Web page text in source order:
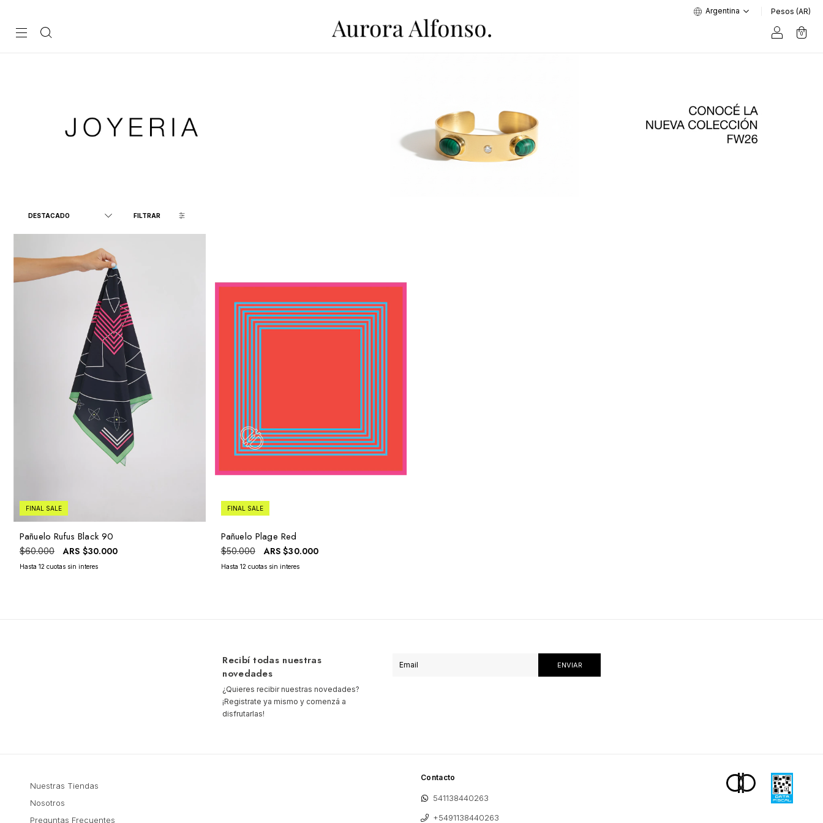
Pesos (AR)
Argentina
0
FILTRAR
FINAL SALE
Pañuelo Rufus Black 90
$60.000 ARS $30.000
FINAL SALE
Pañuelo Plage Red
$50.000 ARS $30.000
Recibí todas nuestras
novedades
¿Quieres recibir nuestras novedades?
¡Registrate ya mismo y comenzá a
disfrutarlas!
Nuestras Tiendas
Nosotros
Preguntas Frecuentes
Contacto
541138440263
+5491138440263